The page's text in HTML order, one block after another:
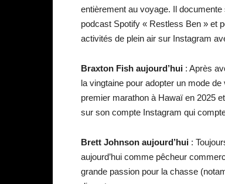
entièrement au voyage. Il
podcast Spotify « Restless Ben » et
activités de plein air sur Instagram
Braxton Fish aujourd’hui : Après
la vingtaine pour adopter un mode
premier marathon à Hawaï en 2025
sur son compte Instagram qui
Brett Johnson aujourd’hui :
aujourd’hui comme pêcheur
grande passion pour la chasse